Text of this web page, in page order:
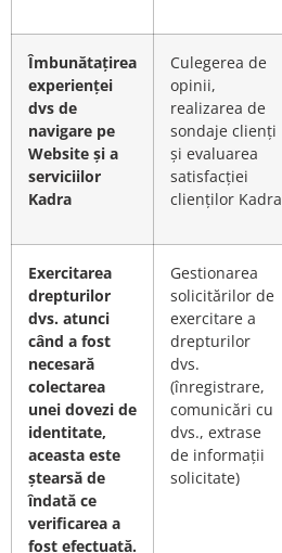
Îmbunătațirea
experienței
dvs de
navigare pe
Website și a
serviciilor
Kadra
Culegerea de
opinii,
realizarea de
sondaje clienți
și evaluarea
satisfacției
clienților Kadra
Exercitarea
drepturilor
dvs. atunci
când a fost
necesară
colectarea
unei dovezi de
identitate,
aceasta este
ștearsă de
îndată ce
verificarea a
fost efectuată.
Gestionarea
solicitărilor de
exercitare a
drepturilor
dvs.
(înregistrare,
comunicări cu
dvs., extrase
de informații
solicitate)